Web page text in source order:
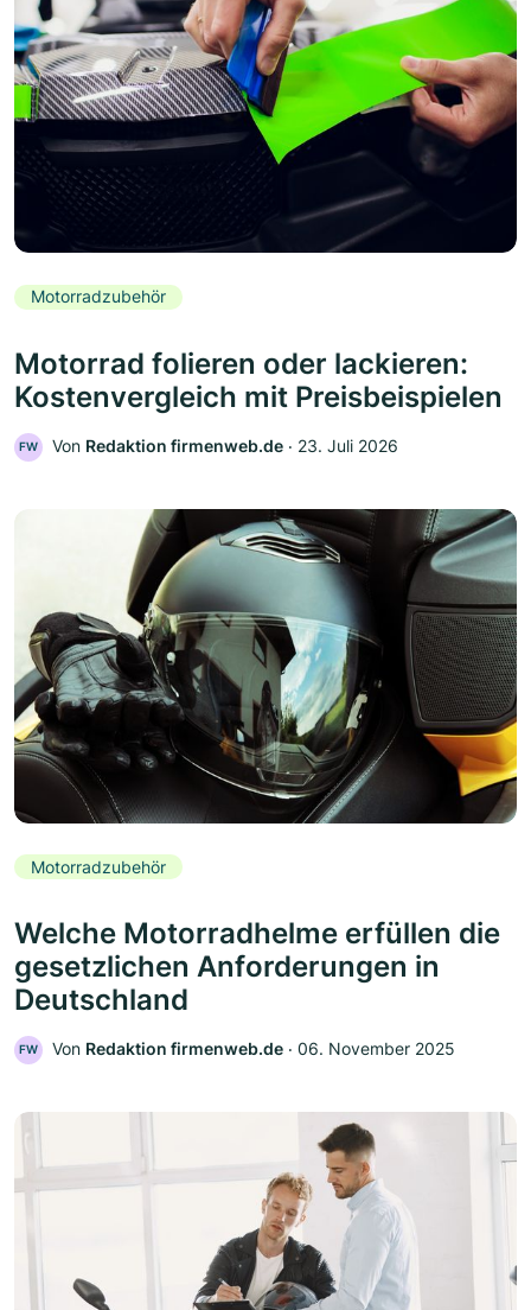
Motorradzubehör
Motorrad folieren oder lackieren:
Kostenvergleich mit Preisbeispielen
FW Von Redaktion firmenweb.de ‧ 23. Juli 2026
Motorradzubehör
Welche Motorradhelme erfüllen die
gesetzlichen Anforderungen in
Deutschland
FW Von Redaktion firmenweb.de ‧ 06. November 2025